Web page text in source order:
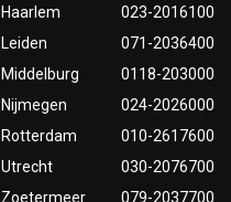
Haarlem
023-2016100
Leiden
071-2036400
Middelburg
0118-203000
Nijmegen
024-2026000
Rotterdam
010-2617600
Utrecht
030-2076700
Zoetermeer
079-2037700